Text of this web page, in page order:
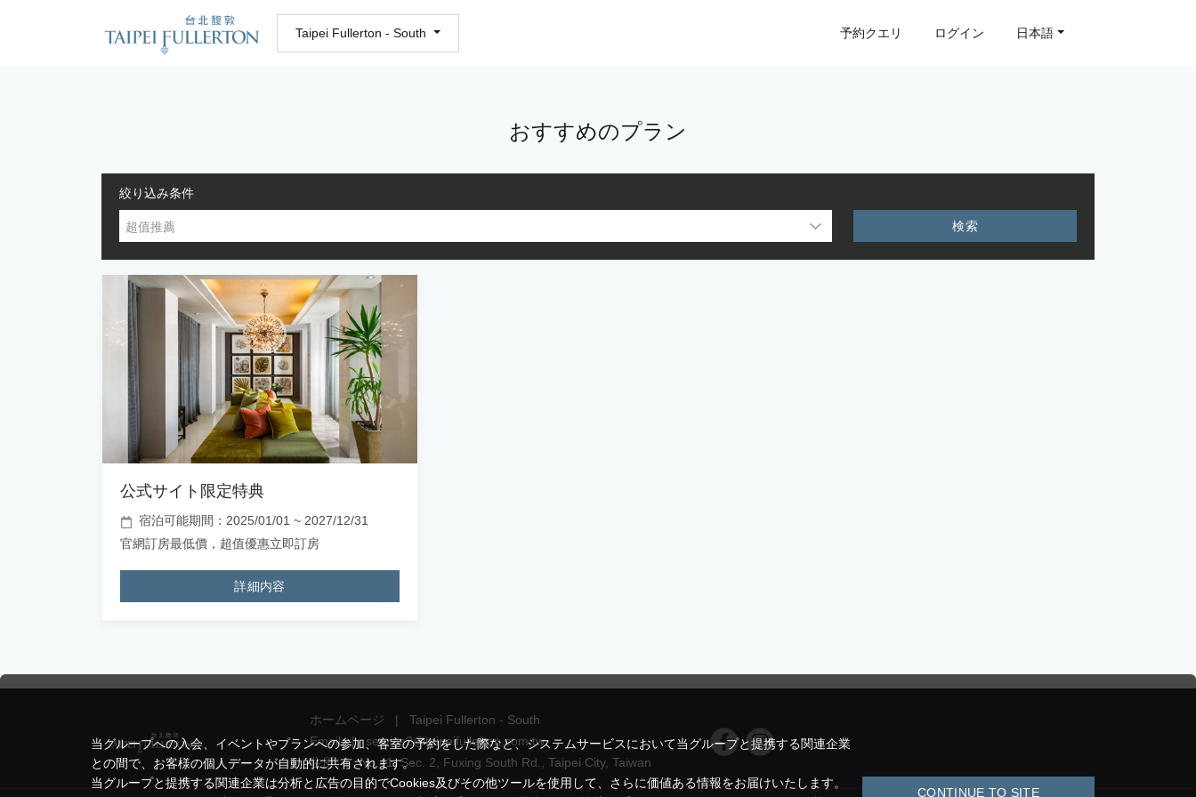
Taipei Fullerton - South 予約クエリ ログイン 日本語
おすすめのプラン
絞り込み条件
超值推薦 検索
公式サイト限定特典
宿泊可能期間：2025/01/01 ~ 2027/12/31
官網訂房最低價，超值優惠立即訂房
詳細内容
ホームページ |
Taipei Fullerton - South
Email
|
service2@taipeifullerton.com.tw
住所
| No.41, Sec. 2, Fuxing South Rd., Taipei City, Taiwan
当グループへの入会、イベントやプランへの参加、客室の予約をした際など、システムサービスにおいて当グループと提携する関連企業
との間で、お客様の個人データが自動的に共有されます。
当グループと提携する関連企業は分析と広告の目的でCookies及びその他ツールを使用して、さらに価値ある情報をお届けいたします。
CONTINUE TO SITE